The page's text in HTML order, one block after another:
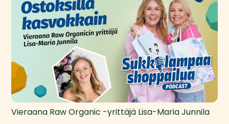
Vieraana Raw Organic -yrittäjä Lisa-Maria Junnila